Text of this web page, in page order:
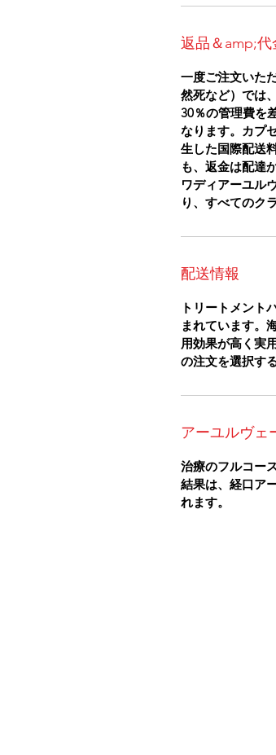
返品＆amp;
一度ご注文いた
然死など）では
30％の管理費を
なります。カプ
生した国際配送
も、返金は配達
ワディアーユル
り、すべてのク
配送情報
トリートメント
まれています。
用効果が高く実
の注文を選択す
アーユルヴェ
治療のフルコー
結果は、経口ア
れます。